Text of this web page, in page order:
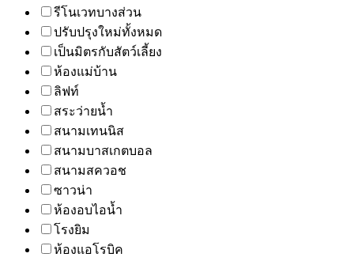
รีโนเวทบางส่วน
ปรับปรุงใหม่ทั้งหมด
เป็นมิตรกับสัตว์เลี้ยง
ห้องแม่บ้าน
ลิฟท์
สระว่ายน้ำ
สนามเทนนิส
สนามบาสเกตบอล
สนามสควอช
ซาวน่า
ห้องอบไอน้ำ
โรงยิม
ห้องแอโรบิค